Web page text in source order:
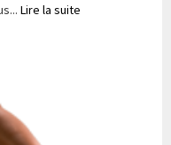
Lire la suite